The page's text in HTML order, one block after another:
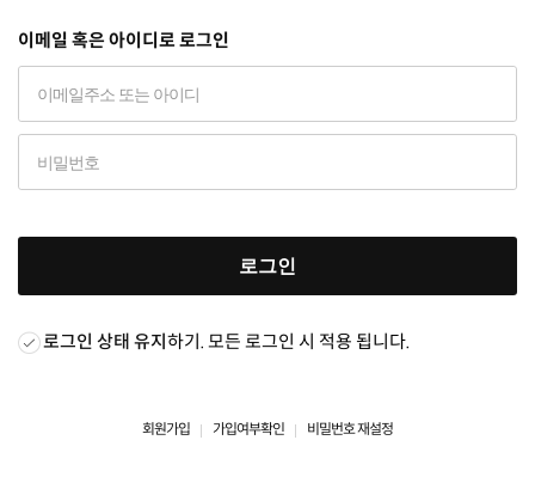
이메일 혹은 아이디로 로그인
로그인
로그인 상태 유지하기. 모든 로그인 시 적용 됩니다.
회원가입 가입여부확인 비밀번호 재설정